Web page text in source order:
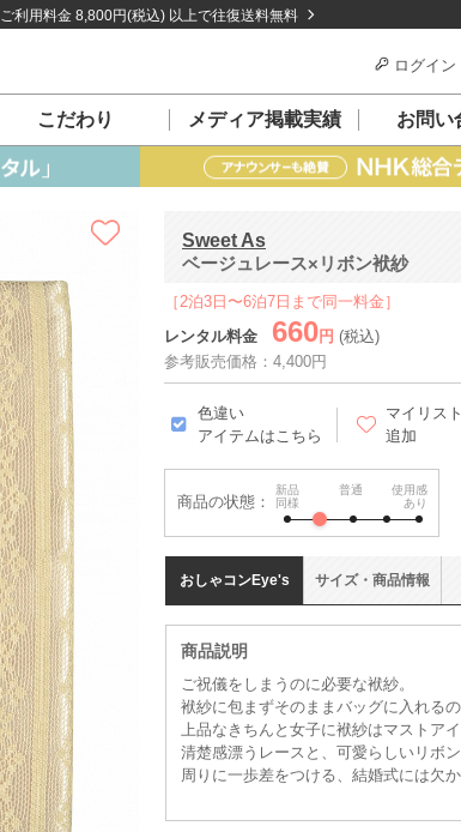
ご利用料金 8,800円(税込) 以上で往復送料無料
ログイン
こだわり メディア掲載実績 お問い
Sweet As
ベージュレース×リボン袱紗
［2泊3日〜6泊7日まで同一料金］
レンタル料金
660 円 (税込)
参考販売価格：4,400円
色違い
アイテムはこちら
マイリス
追加
商品の状態：
新品
同様
普通
使用感
あり
おしゃコンEye's
商品説明
ご祝儀をしまうのに必要な袱紗。
袱紗に包まずそのままバッグに入れる
上品なきちんと女子に袱紗はマストアイ
清楚感漂うレースと、可愛らしいリボ
周りに一歩差をつける、結婚式には欠
サイズ・ 商品情報